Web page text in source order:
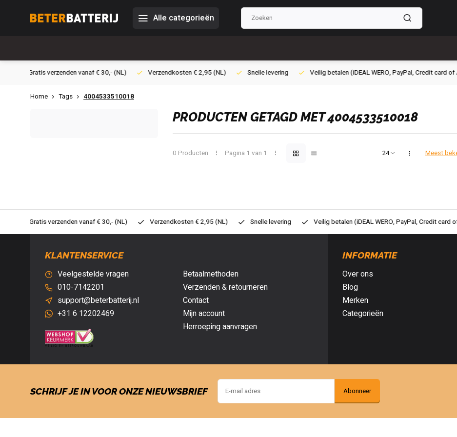
Alle categorieën
€ 30,- (NL) Verzendkosten € 2,95 (NL) Snelle levering Veilig betalen (iDEAL WERO, PayPal, Credit card of Achteraf betalen) Gratis
Home Tags 4004533510018
PRODUCTEN GETAGD MET 4004533510018
0 Producten Pagina 1 van 1 Meest
€ 30,- (NL) Verzendkosten € 2,95 (NL) Snelle levering Veilig betalen (iDEAL WERO, PayPal, Credit card of Achteraf betalen)
KLANTENSERVICE
Veelgestelde vragen
010-7142201
support@beterbatterij.nl
+31 6 12202469
Betaalmethoden
Verzenden & retourneren
Contact
Mijn account
Herroeping aanvragen
INFORMATIE
Over ons
Blog
Merken
Categorieën
SCHRIJF JE IN VOOR ONZE NIEUWSBRIEF Abonneer